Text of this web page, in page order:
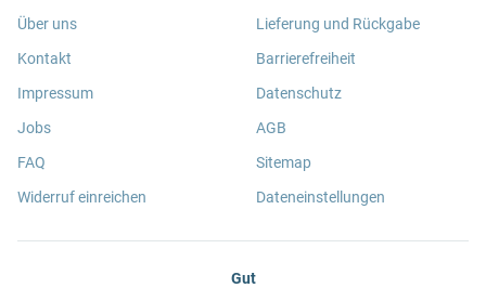
Über uns
Kontakt
Impressum
Jobs
FAQ
Widerruf einreichen
Lieferung und Rückgabe
Barrierefreiheit
Datenschutz
AGB
Sitemap
Dateneinstellungen
Gut